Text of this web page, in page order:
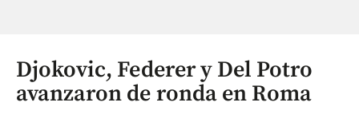
Djokovic, Federer y Del Potro
avanzaron de ronda en Roma